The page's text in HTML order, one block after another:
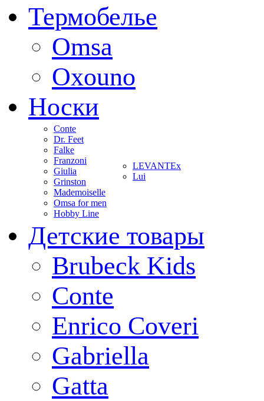
Термобелье
Omsa
Oxouno
Носки
Conte
Dr. Feet
Falke
Franzoni
Giulia
Grinston
Mademoiselle
Omsa for men
Hobby Line
LEVANTEx
Lui
Детские товары
Brubeck Kids
Conte
Enrico Coveri
Gabriella
Gatta